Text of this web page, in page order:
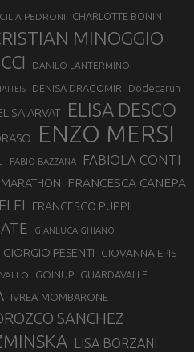
PEDRONI CHARLOTTE BONIN
MINOGGIO
DANILO LANTERMINO
DENISA DRAGOMIR Dodecarun
ARVAT ELISA DESCO
ENZO MERSI
FABIO BAZZANA FABIOLA CONTI
FRANCESCA CANEPA
FRANCESCO PUPPI
GIANLUCA GHIANO
GIORGIO PESENTI GIOVANNA EPIS
GOINUP GUARDAVALLE
IVREA-MOMBARONE
SANCHEZ
LISA BORZANI